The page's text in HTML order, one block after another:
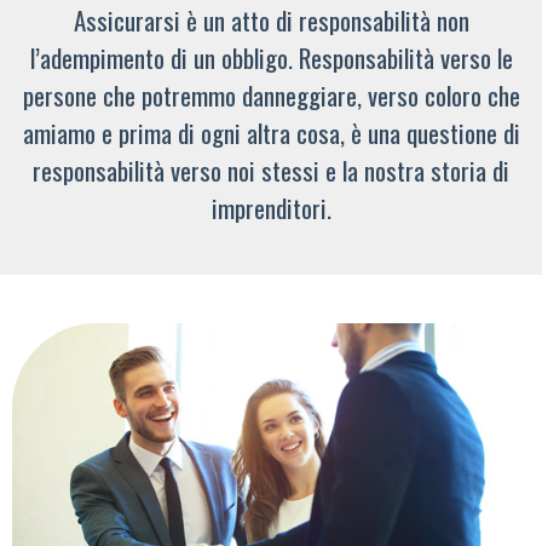
Assicurarsi è un atto di responsabilità non
l’adempimento di un obbligo. Responsabilità verso le
persone che potremmo danneggiare, verso coloro che
amiamo e prima di ogni altra cosa, è una questione di
responsabilità verso noi stessi e la nostra storia di
imprenditori.